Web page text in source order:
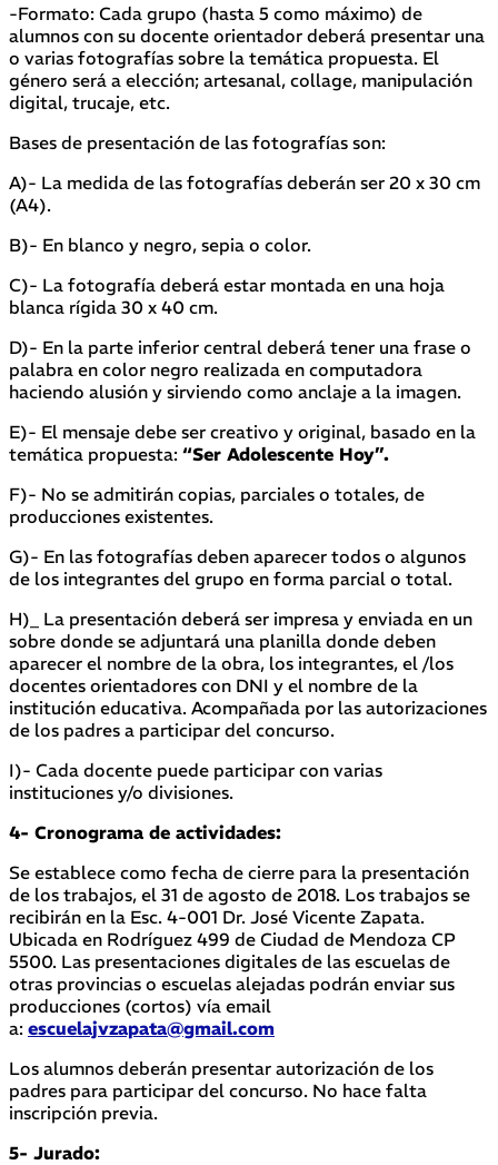
-Formato: Cada grupo (hasta 5 como máximo) de
alumnos con su docente orientador deberá presentar una
o varias fotografías sobre la temática propuesta. El
género será a elección; artesanal, collage, manipulación
digital, trucaje, etc.
Bases de presentación de las fotografías son:
A)- La medida de las fotografías deberán ser 20 x 30 cm
(A4).
B)- En blanco y negro, sepia o color.
C)- La fotografía deberá estar montada en una hoja
blanca rígida 30 x 40 cm.
D)- En la parte inferior central deberá tener una frase o
palabra en color negro realizada en computadora
haciendo alusión y sirviendo como anclaje a la imagen.
E)- El mensaje debe ser creativo y original, basado en la
temática propuesta: “Ser Adolescente Hoy”.
F)- No se admitirán copias, parciales o totales, de
producciones existentes.
G)- En las fotografías deben aparecer todos o algunos
de los integrantes del grupo en forma parcial o total.
H)_ La presentación deberá ser impresa y enviada en un
sobre donde se adjuntará una planilla donde deben
aparecer el nombre de la obra, los integrantes, el /los
docentes orientadores con DNI y el nombre de la
institución educativa. Acompañada por las autorizaciones
de los padres a participar del concurso.
I)- Cada docente puede participar con varias
instituciones y/o divisiones.
4- Cronograma de actividades:
Se establece como fecha de cierre para la presentación
de los trabajos, el 31 de agosto de 2018. Los trabajos se
recibirán en la Esc. 4-001 Dr. José Vicente Zapata.
Ubicada en Rodríguez 499 de Ciudad de Mendoza CP
5500. Las presentaciones digitales de las escuelas de
otras provincias o escuelas alejadas podrán enviar sus
producciones (cortos) vía email
a: escuelajvzapata@gmail.com
Los alumnos deberán presentar autorización de los
padres para participar del concurso. No hace falta
inscripción previa.
5- Jurado: